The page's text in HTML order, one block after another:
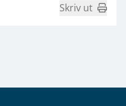
Skriv ut